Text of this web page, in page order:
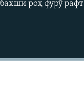
роҳ фурӯ рафт